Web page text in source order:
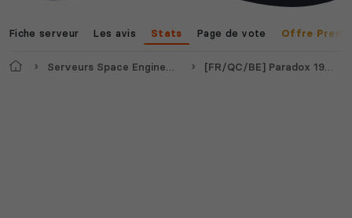
Fiche serveur Les avis Stats Page de vote Offre
AccueilServeurs Space Engineers [FR/QC/BE] Paradox 1999 PvP